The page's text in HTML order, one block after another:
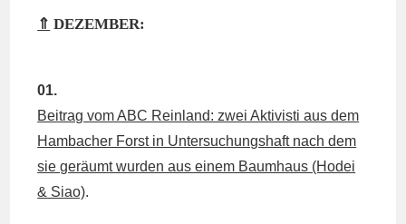
⇑ DEZEMBER:
01.
Beitrag vom ABC Reinland: zwei Aktivisti aus dem
Hambacher Forst in Untersuchungshaft nach dem
sie geräumt wurden aus einem Baumhaus (Hodei
& Siao).